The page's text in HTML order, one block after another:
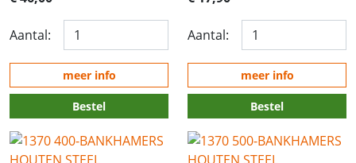
Aantal:
meer info
Bestel
Aantal:
meer info
Bestel